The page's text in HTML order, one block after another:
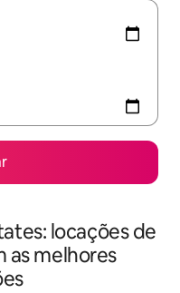
locações de
as melhores